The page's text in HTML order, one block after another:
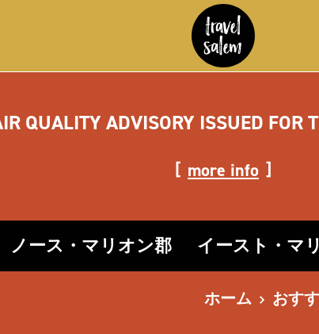
QUALITY ADVISORY ISSUED FOR
more info
ノース・マリオン郡 イースト・マ
ホーム おす